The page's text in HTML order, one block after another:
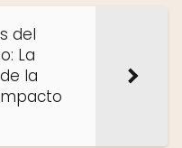
del
La
la